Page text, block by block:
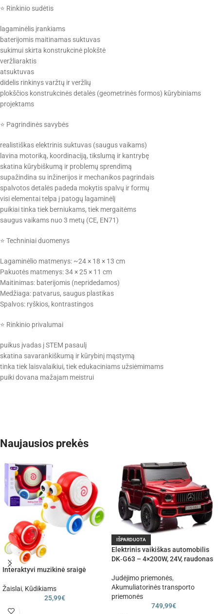
⭐ Rinkinio sudėtis
lagaminėlis įrankiams
baterijomis maitinamas suktuvas
sukimui skirta konstrukcinė plokštė
veržliaraktis
atsuktuvas
didelis rinkinys varžtų ir veržlių
plokščios konstrukcinės detalės (geometrinės formos) kūrybiniams
projektams
⭐ Pagrindinės savybės
realistiškas elektrinis suktuvas (saugus vaikams)
lavina motoriką, koordinaciją, tikslumą ir kantrybę
skatina kūrybiškumą ir problemų sprendimą
supažindina su inžinerijos ir mechanikos pagrindais
spalvotos detalės padeda mokytis spalvų ir formų
visi elementai telpa į patogų lagaminėlį
puikiai tinka tiek berniukams, tiek mergaitėms
saugus vaikams nuo 3 metų (CE, EN71)
⭐ Techniniai duomenys
Lagaminėlio matmenys: ~24 × 18 × 13 cm
Pakuotės matmenys: 34 × 25 × 11 cm
Maitinimas: baterijomis (nepridedamos)
Medžiaga: patvarus, saugus plastikas
Spalvos: ryškios, kontrastingos
⭐ Rinkinio privalumai
puikus įvadas į STEM pasaulį
skatina savarankiškumą ir kūrybinį mąstymą
tinka tiek laisvalaikiui, tiek edukaciniams užsiėmimams
puiki dovana mažajam meistrui
Naujausios prekės
Interaktyvi muzikinė sraigė
Žaislai, Kūdikiams
25,99€
IŠPARDUOTA
Elektrinis vaikiškas automobilis
DK‑G63 – 4×200W, 24V, raudonas
Judėjimo priemonės,
Akumuliatorinės transporto
priemonės
749,99€